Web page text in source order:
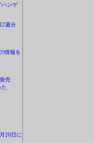
ハンゲ
2週分
情報を
売
た
20日に